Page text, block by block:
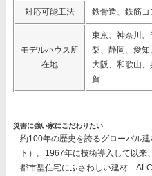
対応可能工法 鉄骨造、鉄筋
モデルハウス所
在地
東京、神奈川
梨、静岡、愛知
大阪、和歌山
賀
災害に強い家にこだわりたい
約100年の歴史を誇るグローバル
ト）。1967年に技術導入して以
都市型住宅にふさわしい建材 「